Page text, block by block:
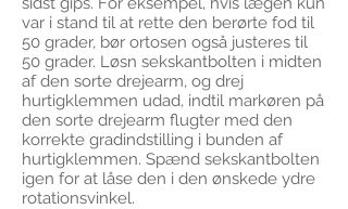
var i stand til at rette den berørte fod til
50 grader, bør ortosen også justeres til
50 grader. Løsn sekskantbolten i midten
af ​​den sorte drejearm, og drej
hurtigklemmen udad, indtil markøren på
den sorte drejearm flugter med den
korrekte gradindstilling i bunden af ​​
hurtigklemmen. Spænd sekskantbolten
igen for at låse den i den ønskede ydre
rotationsvinkel.